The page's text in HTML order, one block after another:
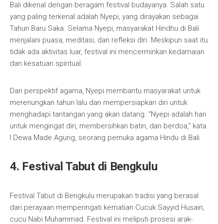
Bali dikenal dengan beragam festival budayanya. Salah satu
yang paling terkenal adalah Nyepi, yang dirayakan sebagai
Tahun Baru Saka. Selama Nyepi, masyarakat Hindhu di Bali
menjalani puasa, meditasi, dan refleksi diri. Meskipun saat itu
tidak ada aktivitas luar, festival ini mencerminkan kedamaian
dan kesatuan spiritual.
Dari perspektif agama, Nyepi membantu masyarakat untuk
merenungkan tahun lalu dan mempersiapkan diri untuk
menghadapi tantangan yang akan datang. “Nyepi adalah hari
untuk mengingat diri, membersihkan batin, dan berdoa,” kata
I Dewa Made Agung, seorang pemuka agama Hindu di Bali.
4. Festival Tabut di Bengkulu
Festival Tabut di Bengkulu merupakan tradisi yang berasal
dari perayaan memperingati kematian Cucuk Sayyid Husain,
cucu Nabi Muhammad. Festival ini meliputi prosesi arak-